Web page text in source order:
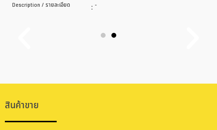
Description / รายละเอียด : -
สินค้าขาย